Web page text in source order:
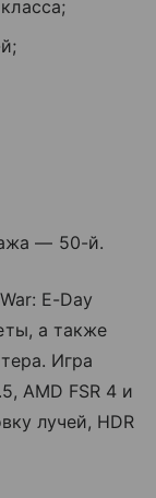
— 50-й.
E-Day
а также
Игра
AMD FSR 4 и
лучей, HDR